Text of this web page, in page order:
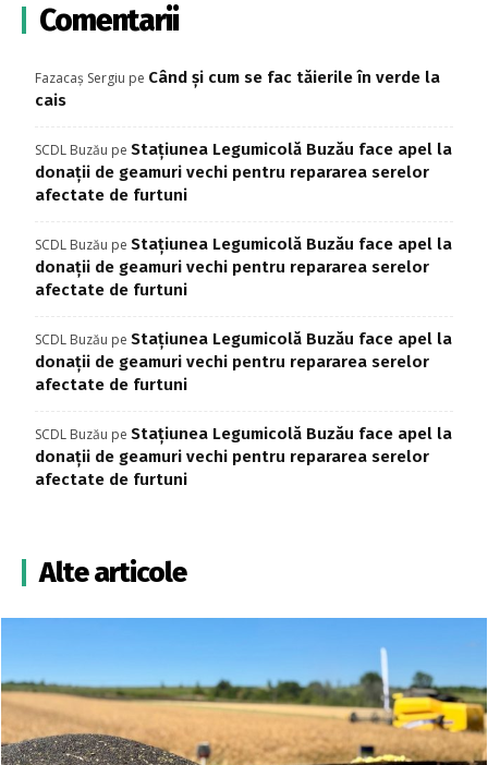
Comentarii
Fazacaș Sergiu pe Când și cum se fac tăierile în verde la
cais
SCDL Buzău pe Stațiunea Legumicolă Buzău face apel la
donații de geamuri vechi pentru repararea serelor
afectate de furtuni
SCDL Buzău pe Stațiunea Legumicolă Buzău face apel la
donații de geamuri vechi pentru repararea serelor
afectate de furtuni
SCDL Buzău pe Stațiunea Legumicolă Buzău face apel la
donații de geamuri vechi pentru repararea serelor
afectate de furtuni
SCDL Buzău pe Stațiunea Legumicolă Buzău face apel la
donații de geamuri vechi pentru repararea serelor
afectate de furtuni
Alte articole